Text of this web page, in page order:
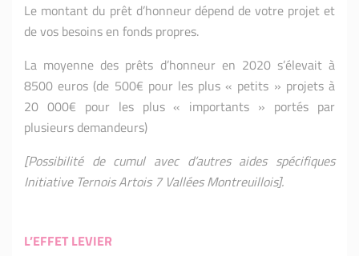
Le montant du prêt d’honneur dépend de votre projet et
de vos besoins en fonds propres.
La moyenne des prêts d’honneur en 2020 s’élevait à
8500 euros (de 500€ pour les plus « petits » projets à
20 000€ pour les plus « importants » portés par
plusieurs demandeurs)
[Possibilité de cumul avec d’autres aides spécifiques
Initiative Ternois Artois 7 Vallées Montreuillois].
L’EFFET LEVIER